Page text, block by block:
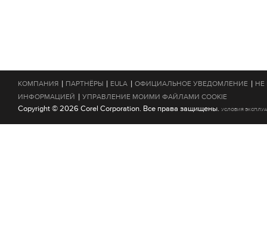
КОМПАНИЯ | ПАРТНЁРЫ | EULA | ОФИЦИАЛЬНОЕ УВЕДОМЛЕНИЕ | НЕ
ИНФОРМАЦИЕЙ | УПРАВЛЕНИЕ МОИМИ ФАЙЛАМИ COOKIE
Copyright © 2026 Corel Corporation. Все права защищены. УСЛОВИЯ